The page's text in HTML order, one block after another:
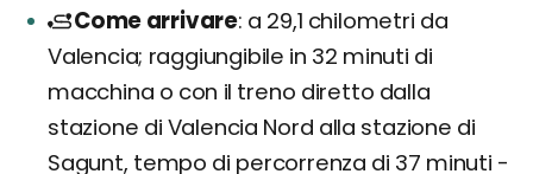
Come arrivare a 29,1 chilometri da
Valencia; raggiungibile in 32 minuti di
macchina o con il treno diretto dalla
stazione di Valencia Nord alla stazione di
Sagunt, tempo di percorrenza di 37 minuti -